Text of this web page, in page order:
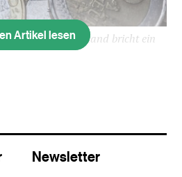
Griechenland bricht ein
den Märkten
Artikel lesen
Newsletter